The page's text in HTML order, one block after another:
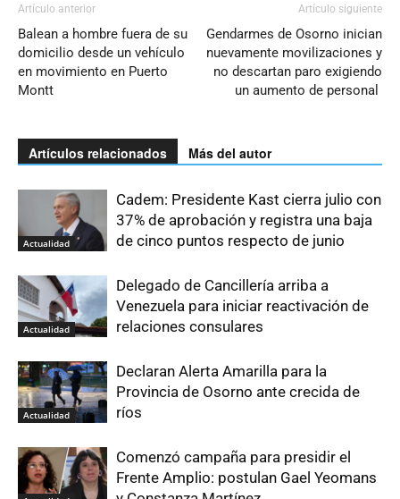
Artículo anterior
Balean a hombre fuera de su
domicilio desde un vehículo
en movimiento en Puerto
Montt
Artículo siguiente
Gendarmes de Osorno inician
nuevamente movilizaciones y
no descartan paro exigiendo
un aumento de personal
Artículos relacionados Más del autor
Actualidad
Cadem: Presidente Kast cierra julio con
37% de aprobación y registra una baja
de cinco puntos respecto de junio
Actualidad
Delegado de Cancillería arriba a
Venezuela para iniciar reactivación de
relaciones consulares
Actualidad
Declaran Alerta Amarilla para la
Provincia de Osorno ante crecida de
ríos
Comenzó campaña para presidir el
Frente Amplio: postulan Gael Yeomans